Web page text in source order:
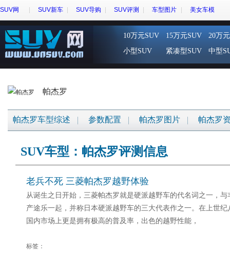
SUV网 SUV新车 SUV导购 SUV评测 车型图片 美女车模
10万元SUV 15万元SUV
20万
小型SUV
紧凑型SUV 中型
帕杰罗
帕杰罗车型综述 参数配置 帕杰罗图片 帕杰罗
SUV车型：帕杰罗评测信息
老兵不死 三菱帕杰罗越野体验
从诞生之日开始，三菱帕杰罗就是硬派越野车的代名词之一，
产途乐一起，并称日本硬派越野车的三大代表作之一。在上世
国内市场上更是拥有极高的普及率，出色的越野性能，
标签：